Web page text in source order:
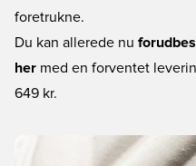
foretrukne.
Du kan allerede nu
her med en forventet
649 kr.